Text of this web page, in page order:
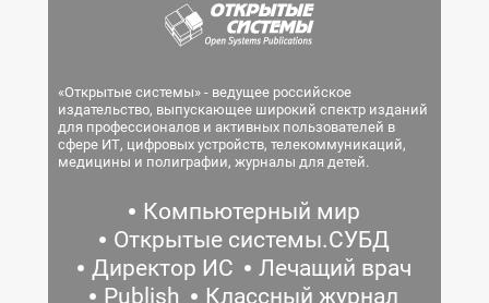
«Открытые системы» - ведущее российское
издательство, выпускающее широкий спектр изданий
для профессионалов и активных пользователей в
сфере ИТ, цифровых устройств, телекоммуникаций,
медицины и полиграфии, журналы для детей.
Компьютерный мир
Открытые системы.СУБД
Директор ИС
Лечащий врач
Publish
Классный журнал